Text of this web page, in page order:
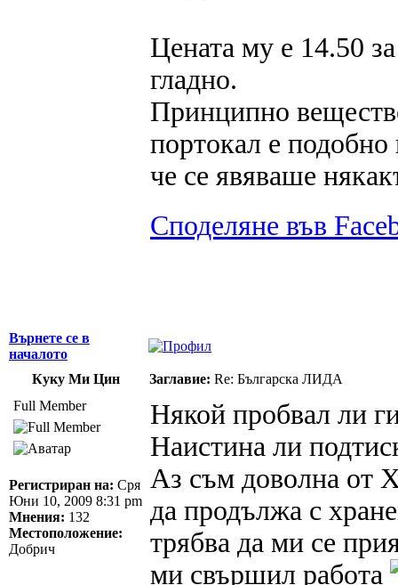
Цената му е 14.50
гладно.
Принципно
портокал е
че се явяваше
Споделяне във
Върнете се в
началото
Куку Ми Цин
Заглавие: Re: Българска ЛИДА
Full Member
Регистриран на: Сря
Юни 10, 2009 8:31 pm
Мнения: 132
Местоположение:
Добрич
Някой пробвал ли
Наистина ли
Аз съм доволна от
да продължа с
трябва да ми се
ми свършил работа